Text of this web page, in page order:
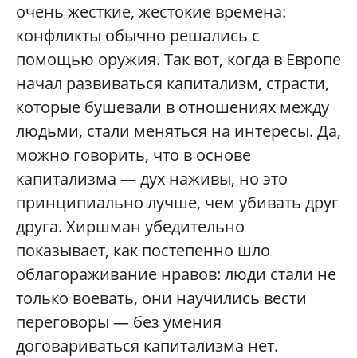
очень жесткие, жестокие времена:
конфликты обычно решались с
помощью оружия. Так вот, когда в Европе
начал развиваться капитализм, страсти,
которые бушевали в отношениях между
людьми, стали меняться на интересы. Да,
можно говорить, что в основе
капитализма — дух наживы, но это
принципиально лучше, чем убивать друг
друга. Хиршман убедительно
показывает, как постепенно шло
облагораживание нравов: люди стали не
только воевать, они научились вести
переговоры — без умения
договариваться капитализма нет.